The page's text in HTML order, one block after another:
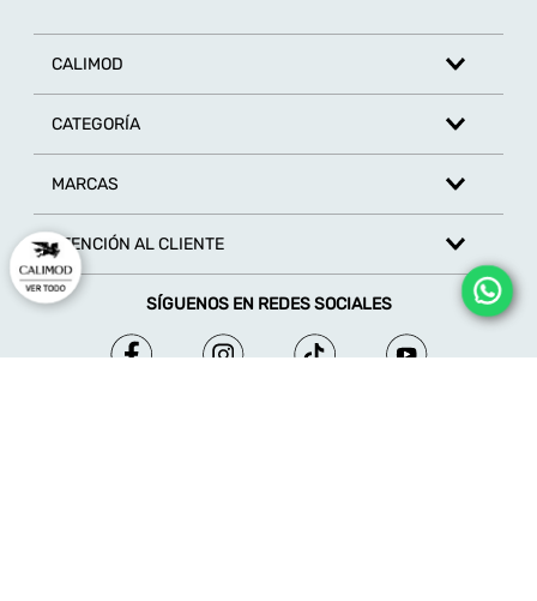
CALIMOD
CATEGORÍA
MARCAS
ATENCIÓN AL CLIENTE
SÍGUENOS EN REDES SOCIALES